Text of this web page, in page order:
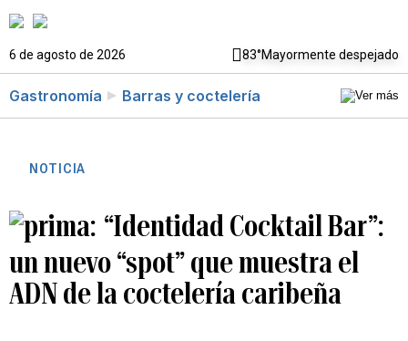
6 de agosto de 2026 83°Mayormente despejado
Gastronomía Barras y coctelería
NOTICIA
“Identidad Cocktail Bar”:
un nuevo “spot” que muestra el
ADN de la coctelería caribeña